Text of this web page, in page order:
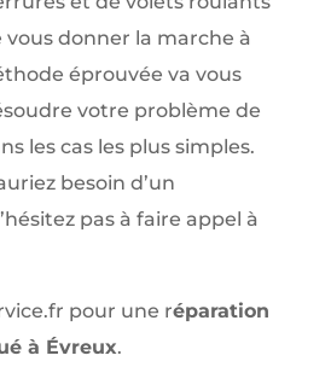
donner la marche à
éprouvée va vous
votre problème de
les cas les plus simples.
besoin d’un
pas à faire appel à
pour une réparation
à Évreux.